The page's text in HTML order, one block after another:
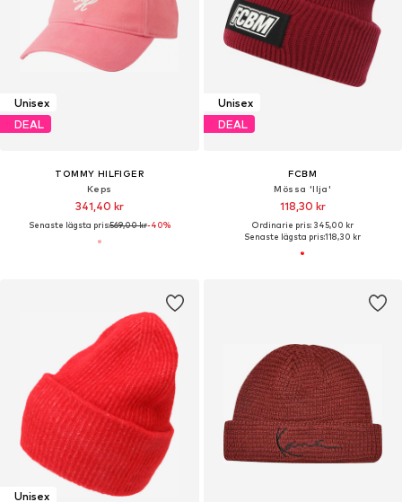
Unisex
DEAL
TOMMY HILFIGER
Keps
341,40 kr
Senaste lägsta pris:569,00 kr-40%
Unisex
DEAL
FCBM
Mössa 'Ilja'
118,30 kr
Ordinarie pris: 345,00 kr
Senaste lägsta pris:118,30 kr
Unisex